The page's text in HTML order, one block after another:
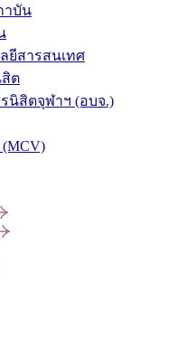
าบัน
ยีสารสนเทศ
ต
นิสิตจุฬาฯ (อบจ.)